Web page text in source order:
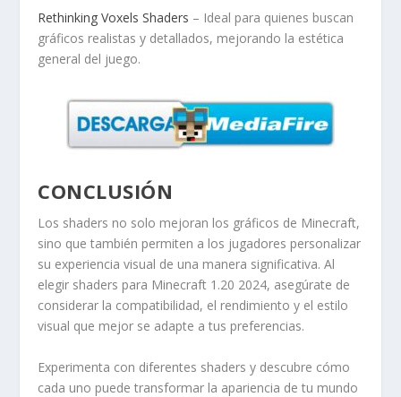
Rethinking Voxels Shaders – Ideal para quienes buscan
gráficos realistas y detallados, mejorando la estética
general del juego.
CONCLUSIÓN
Los shaders no solo mejoran los gráficos de Minecraft,
sino que también permiten a los jugadores personalizar
su experiencia visual de una manera significativa. Al
elegir shaders para Minecraft 1.20 2024, asegúrate de
considerar la compatibilidad, el rendimiento y el estilo
visual que mejor se adapte a tus preferencias.
Experimenta con diferentes shaders y descubre cómo
cada uno puede transformar la apariencia de tu mundo